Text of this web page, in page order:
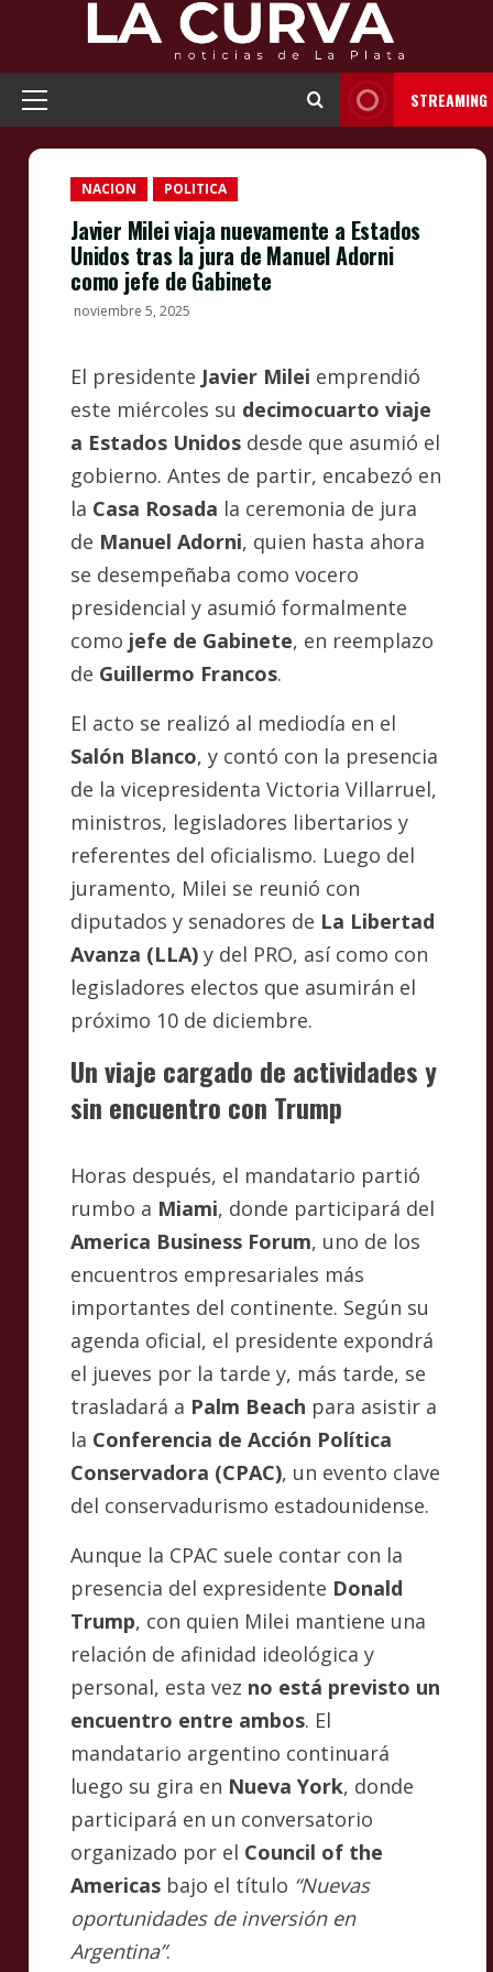
content
Primary
STREAMING
NACION POLITICA
Javier Milei viaja nuevamente a Estados
Unidos tras la jura de Manuel Adorni
como jefe de Gabinete
noviembre 5, 2025
El presidente Javier Milei emprendió
este miércoles su decimocuarto viaje
a Estados Unidos desde que asumió el
gobierno. Antes de partir, encabezó en
la Casa Rosada la ceremonia de jura
de Manuel Adorni, quien hasta ahora
se desempeñaba como vocero
presidencial y asumió formalmente
como jefe de Gabinete, en reemplazo
de Guillermo Francos.
El acto se realizó al mediodía en el
Salón Blanco, y contó con la presencia
de la vicepresidenta Victoria Villarruel,
ministros, legisladores libertarios y
referentes del oficialismo. Luego del
juramento, Milei se reunió con
diputados y senadores de La Libertad
Avanza (LLA) y del PRO, así como con
legisladores electos que asumirán el
próximo 10 de diciembre.
Un viaje cargado de actividades y
sin encuentro con Trump
Horas después, el mandatario partió
rumbo a Miami, donde participará del
America Business Forum, uno de los
encuentros empresariales más
importantes del continente. Según su
agenda oficial, el presidente expondrá
el jueves por la tarde y, más tarde, se
trasladará a Palm Beach para asistir a
la Conferencia de Acción Política
Conservadora (CPAC), un evento clave
del conservadurismo estadounidense.
Aunque la CPAC suele contar con la
presencia del expresidente Donald
Trump, con quien Milei mantiene una
relación de afinidad ideológica y
personal, esta vez no está previsto un
encuentro entre ambos. El
mandatario argentino continuará
luego su gira en Nueva York, donde
participará en un conversatorio
organizado por el Council of the
Americas bajo el título “Nuevas
oportunidades de inversión en
Argentina”.